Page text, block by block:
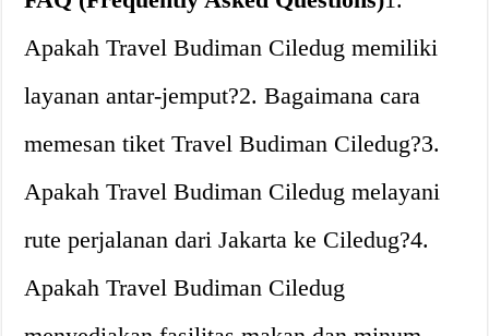
Apakah Travel Budiman Ciledug memiliki
layanan antar-jemput?2. Bagaimana cara
memesan tiket Travel Budiman Ciledug?3.
Apakah Travel Budiman Ciledug melayani
rute perjalanan dari Jakarta ke Ciledug?4.
Apakah Travel Budiman Ciledug